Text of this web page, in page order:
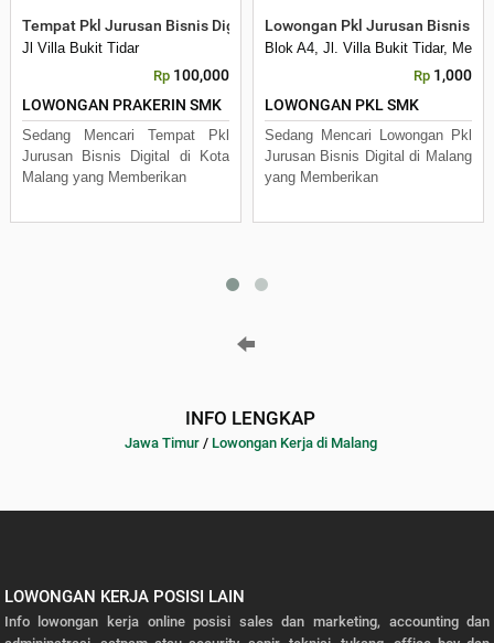
Tempat Pkl Jurusan Bisnis Digital di Kota Malang
Jl Villa Bukit Tidar
Rp 100,000
LOWONGAN PRAKERIN SMK
Sedang Mencari Tempat Pkl
Jurusan Bisnis Digital di Kota
Malang yang Memberikan
Lowongan Pkl Jurusan Bisnis
Blok A4, Jl. Villa Bukit Tidar,
Rp 1,000
LOWONGAN PKL SMK
Sedang Mencari Lowongan Pkl
Jurusan Bisnis Digital di Malang
yang Memberikan
INFO LENGKAP
Jawa Timur/ Lowongan Kerja di Malang
LOWONGAN KERJA POSISI LAIN
Info lowongan kerja online posisi sales dan marketing, accounting dan